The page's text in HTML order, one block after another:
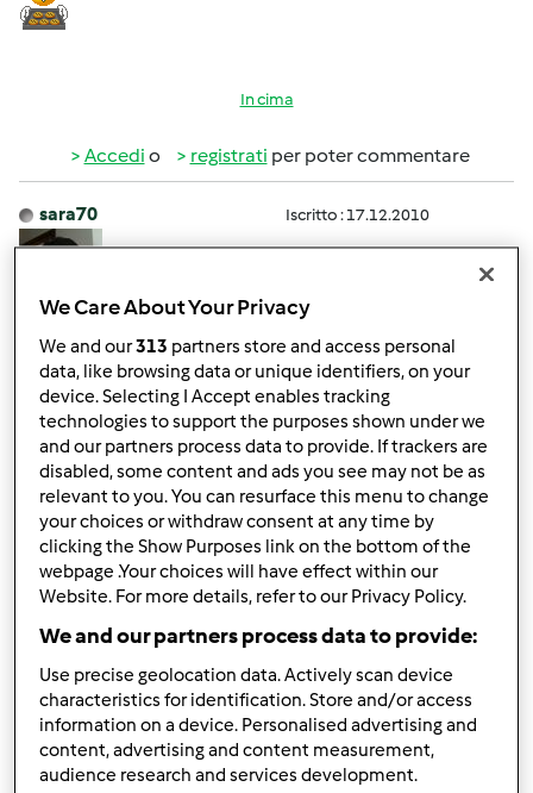
In cima
Accedi o registrati per poter commentare
sara70 Iscritto : 17.12.2010
Mer, 07/20/2011 - 20:53
Io ho aspettato 1 mese perchè quando l'ho ordinato era il
periodo di Pasqua per cui le vacanze ma di solito dicono
che ci vogliono 15-20 giorni, nel frattempo puoi guardare
le ricette e salvare tra le preferite quelle che ti ispirano di
più .. ciao
In cima
Anonimo (non verificato)
We Care About Your Privacy
We and our313 partners store and access personal
data, like browsing data or unique identifiers, on your
device. Selecting I Accept enables tracking
technologies to support the purposes shown under we
and our partners process data to provide. If trackers are
disabled, some content and ads you see may not be as
relevant to you. You can resurface this menu to change
your choices or withdraw consent at any time by
clicking the Show Purposes link on the bottom of the
webpage .Your choices will have effect within our
Website. For more details, refer to our Privacy Policy.
We and our partners process data to provide:
Use precise geolocation data. Actively scan device
characteristics for identification. Store and/or access
information on a device. Personalised advertising and
content, advertising and content measurement,
audience research and services development.